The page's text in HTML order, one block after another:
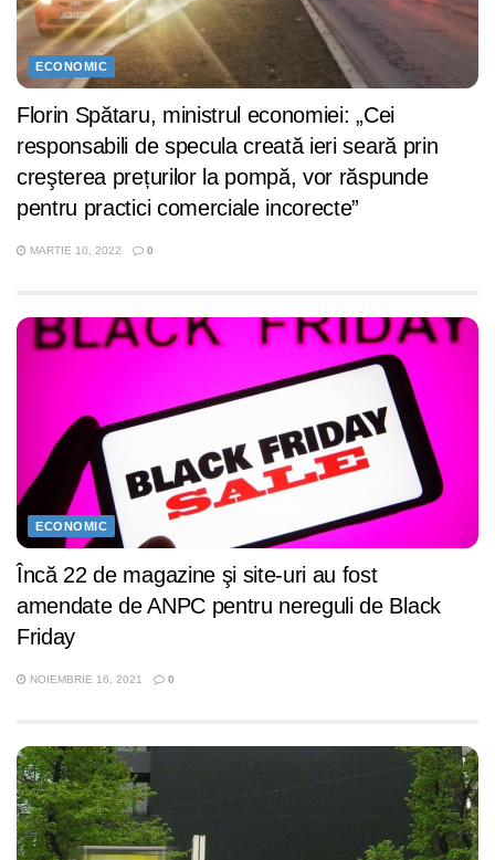
ECONOMIC
Florin Spătaru, ministrul economiei: „Cei
responsabili de specula creată ieri seară prin
creşterea prețurilor la pompă, vor răspunde
pentru practici comerciale incorecte”
MARTIE 10, 2022 0
ECONOMIC
Încă 22 de magazine şi site-uri au fost
amendate de ANPC pentru nereguli de Black
Friday
NOIEMBRIE 16, 2021 0